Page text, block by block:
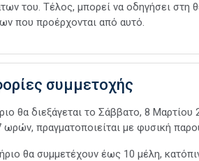
του. Τέλος, μπορεί να οδηγήσει στη
που προέρχονται από αυτό.
συμμετοχής
θα διεξάγεται το Σάββατο, 8
ωρών, πραγματοποιείται με φυσική
θα συμμετέχουν έως 10 μέλη,